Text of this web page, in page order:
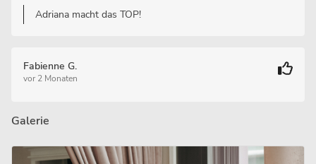
Adriana macht das TOP!
Fabienne G.
vor 2 Monaten
Galerie